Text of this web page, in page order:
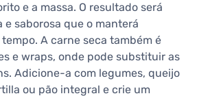
e a massa. O resultado será
e saborosa que o manterá
A carne seca também é
e wraps, onde pode substituir as
Adicione-a com legumes, queijo
ou pão integral e crie um